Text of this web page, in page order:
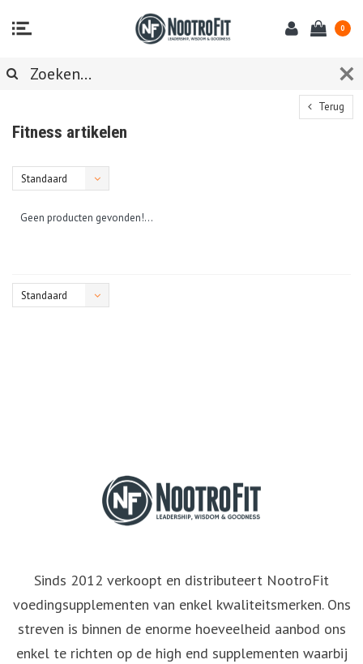
0
Terug
Fitness artikelen
Standaard
Geen producten gevonden!...
Standaard
Sinds 2012 verkoopt en distributeert NootroFit
voedingsupplementen van enkel kwaliteitsmerken. Ons
streven is binnen de enorme hoeveelheid aanbod ons
enkel te richten op de high end supplementen waarbij